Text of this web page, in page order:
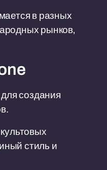
в разных
рынков,
создания
стиль и